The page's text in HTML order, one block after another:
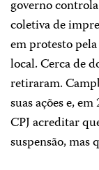
governo
coletiva de
em protesto
local. Cerca de
retiraram.
suas ações e,
CPJ acreditar
suspensão, mas